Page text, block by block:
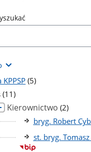
liczba
(5)
liczba
podstron
(11)
Kierownictwo liczba
podstron
(2)
bryg. Robert
st. bryg.